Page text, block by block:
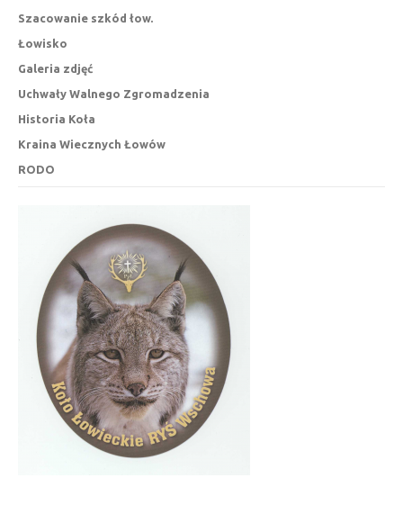
Szacowanie szkód łow.
Łowisko
Galeria zdjęć
Uchwały Walnego Zgromadzenia
Historia Koła
Kraina Wiecznych Łowów
RODO